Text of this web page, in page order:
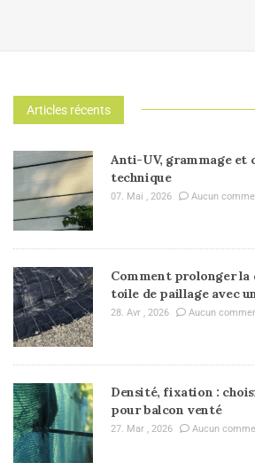
Articles récents
Anti-UV, grammage et
technique
07. Mai , 2026 Aucun
Comment prolonger la
toile de paillage avec
28. Avr , 2026 Aucun
Densité, fixation :
pour balcon venté
27. Mar , 2026 Aucun